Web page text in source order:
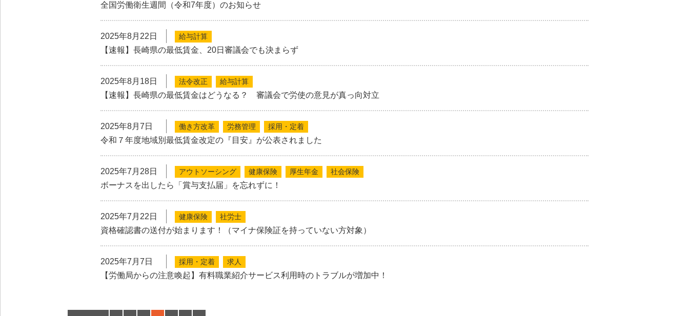
全国労働衛生週間（令和7年度）のお知らせ
2025年8月22日 給与計算
【速報】長崎県の最低賃金、20日審議会でも決まらず
2025年8月18日 法令改正 給与計算
【速報】長崎県の最低賃金はどうなる？ 審議会で労使の意見が真っ向対立
2025年8月7日 働き方改革 労務管理 採用・定着
令和７年度地域別最低賃金改定の『目安』が公表されました
2025年7月28日 アウトソーシング 健康保険 厚生年金 社会保険
ボーナスを出したら「賞与支払届」を忘れずに！
2025年7月22日 健康保険 社労士
資格確認書の送付が始まります！（マイナ保険証を持っていない方対象）
2025年7月7日 採用・定着 求人
【労働局からの注意喚起】有料職業紹介サービス利用時のトラブルが増加中！